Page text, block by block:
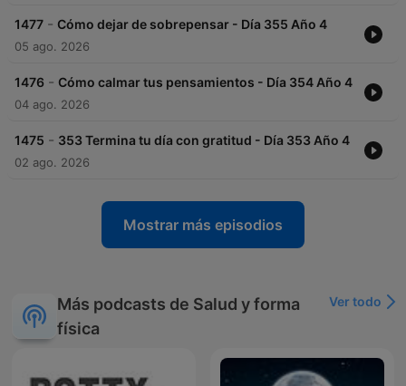
1477 - Cómo dejar de sobrepensar - Día 355 Año 4
05 ago. 2026
1476 - Cómo calmar tus pensamientos - Día 354 Año 4
04 ago. 2026
1475 - 353 Termina tu día con gratitud - Día 353 Año 4
02 ago. 2026
Mostrar más episodios
Más podcasts de Salud y forma
física
Ver todo